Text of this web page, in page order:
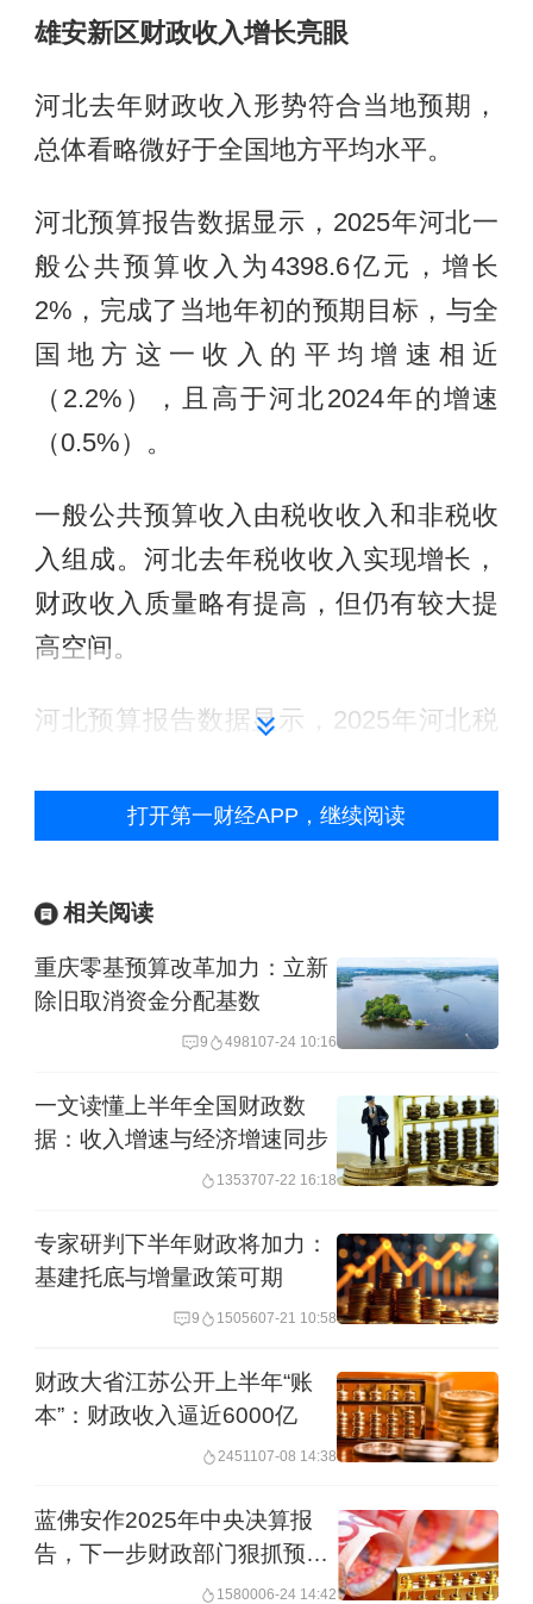
雄安新区财政收入增长亮眼
河北去年财政收入形势符合当地预期，
总体看略微好于全国地方平均水平。
河北预算报告数据显示，2025年河北一
般公共预算收入为4398.6亿元，增长
2%，完成了当地年初的预期目标，与全
国地方这一收入的平均增速相近
（2.2%），且高于河北2024年的增速
（0.5%）。
一般公共预算收入由税收收入和非税收
入组成。河北去年税收收入实现增长，
财政收入质量略有提高，但仍有较大提
高空间。
河北预算报告数据显示，2025年河北税
收入1760.2亿元，与2024年持平。2025
60%，略高于2024年。这一税收占比越
平（约82%）和河北历史这一数据相
比，河北财政收入质量仍有提升空间。
除了一般公共预算收入之外，以卖地收
入为主的政府性基金收入也是地方政府
重要财源，河北亦如此。不过受近些年
房地产市场持续调整、地方卖地收入量
价齐跌影响，地方卖地收入持续下滑。
性基金预算收入为1840.7亿元，下降
2%。这一降幅较2024年（-15.8%）缩
入的平均降幅（-14.7%）。不过这一收
入远低于当地2025年初预期（约2402亿
打开第一财经APP，继续阅读
相关阅读
重庆零基预算改革加力：立新
除旧取消资金分配基数
9 498107-24 10:16
一文读懂上半年全国财政数
据：收入增速与经济增速同步
1353707-22 16:18
专家研判下半年财政将加力：
基建托底与增量政策可期
9 1505607-21 10:58
财政大省江苏公开上半年“账
本”：财政收入逼近6000亿
2451107-08 14:38
蓝佛安作2025年中央决算报
告，下一步财政部门狠抓预算
1580006-24 14:42